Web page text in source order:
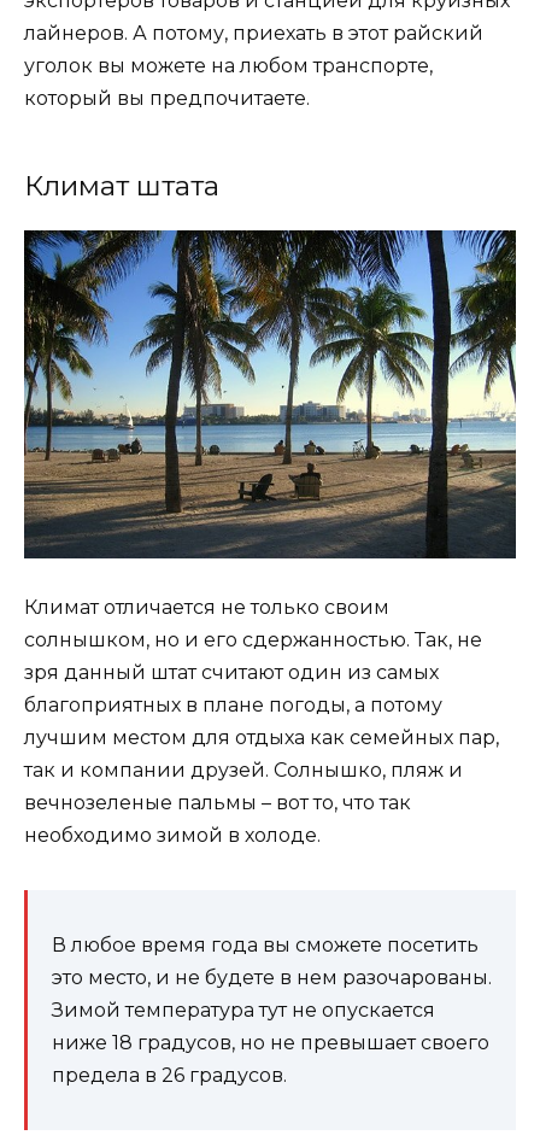
лайнеров. А потому, приехать в этот райский
уголок вы можете на любом транспорте,
который вы предпочитаете.
Климат штата
Климат отличается не только своим
солнышком, но и его сдержанностью. Так, не
зря данный штат считают один из самых
благоприятных в плане погоды, а потому
лучшим местом для отдыха как семейных пар,
так и компании друзей. Солнышко, пляж и
вечнозеленые пальмы – вот то, что так
необходимо зимой в холоде.
В любое время года вы сможете посетить
это место, и не будете в нем разочарованы.
Зимой температура тут не опускается
ниже 18 градусов, но не превышает своего
предела в 26 градусов.